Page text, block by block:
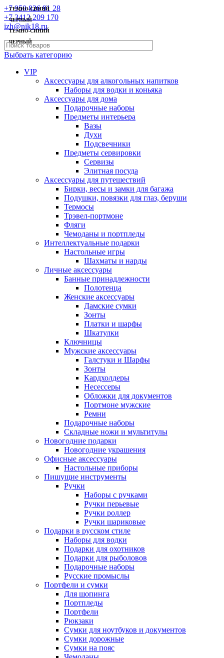
+7 950 826 91 28
+7 3412 209 170
izh@nik18.ru
Выбрать категорию
VIP
Аксессуары для алкогольных напитков
Наборы для водки и коньяка
Аксессуары для дома
Подарочные наборы
Предметы интерьера
Вазы
Духи
Подсвечники
Предметы сервировки
Сервизы
Элитная посуда
Аксессуары для путешествий
Бирки, весы и замки для багажа
Подушки, повязки для глаз, беруши
Термосы
Трэвел-портмоне
Фляги
Чемоданы и портпледы
Интеллектуальные подарки
Настольные игры
Шахматы и нарды
Личные аксессуары
Банные принадлежности
Полотенца
Женские аксессуары
Дамские сумки
Зонты
Платки и шарфы
Шкатулки
Ключницы
Мужские аксессуары
Галстуки и Шарфы
Зонты
Кардхолдеры
Несессеры
Обложки для документов
Портмоне мужские
Ремни
Подарочные наборы
Складные ножи и мультитулы
Новогодние подарки
Новогодние украшения
Офисные аксессуары
Настольные приборы
Пишущие инструменты
Ручки
Наборы с ручками
Ручки перьевые
Ручки роллер
Ручки шариковые
Подарки в русском стиле
Наборы для водки
Подарки для охотников
Подарки для рыболовов
Подарочные наборы
Русские промыслы
Портфели и сумки
Для шопинга
Портпледы
Портфели
Рюкзаки
Сумки для ноутбуков и документов
Сумки дорожные
Сумки на пояс
ТЕМНО-СИНИЙ
ЧЕРНЫЙ
ТЕМНО-СИНИЙ
ЧЕРНЫЙ